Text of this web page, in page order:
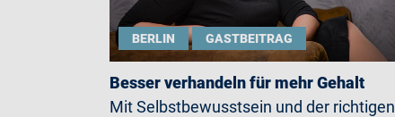
BERLIN GASTBEITRAG
Besser verhandeln für mehr Gehalt
Mit Selbstbewusstsein und der richtigen